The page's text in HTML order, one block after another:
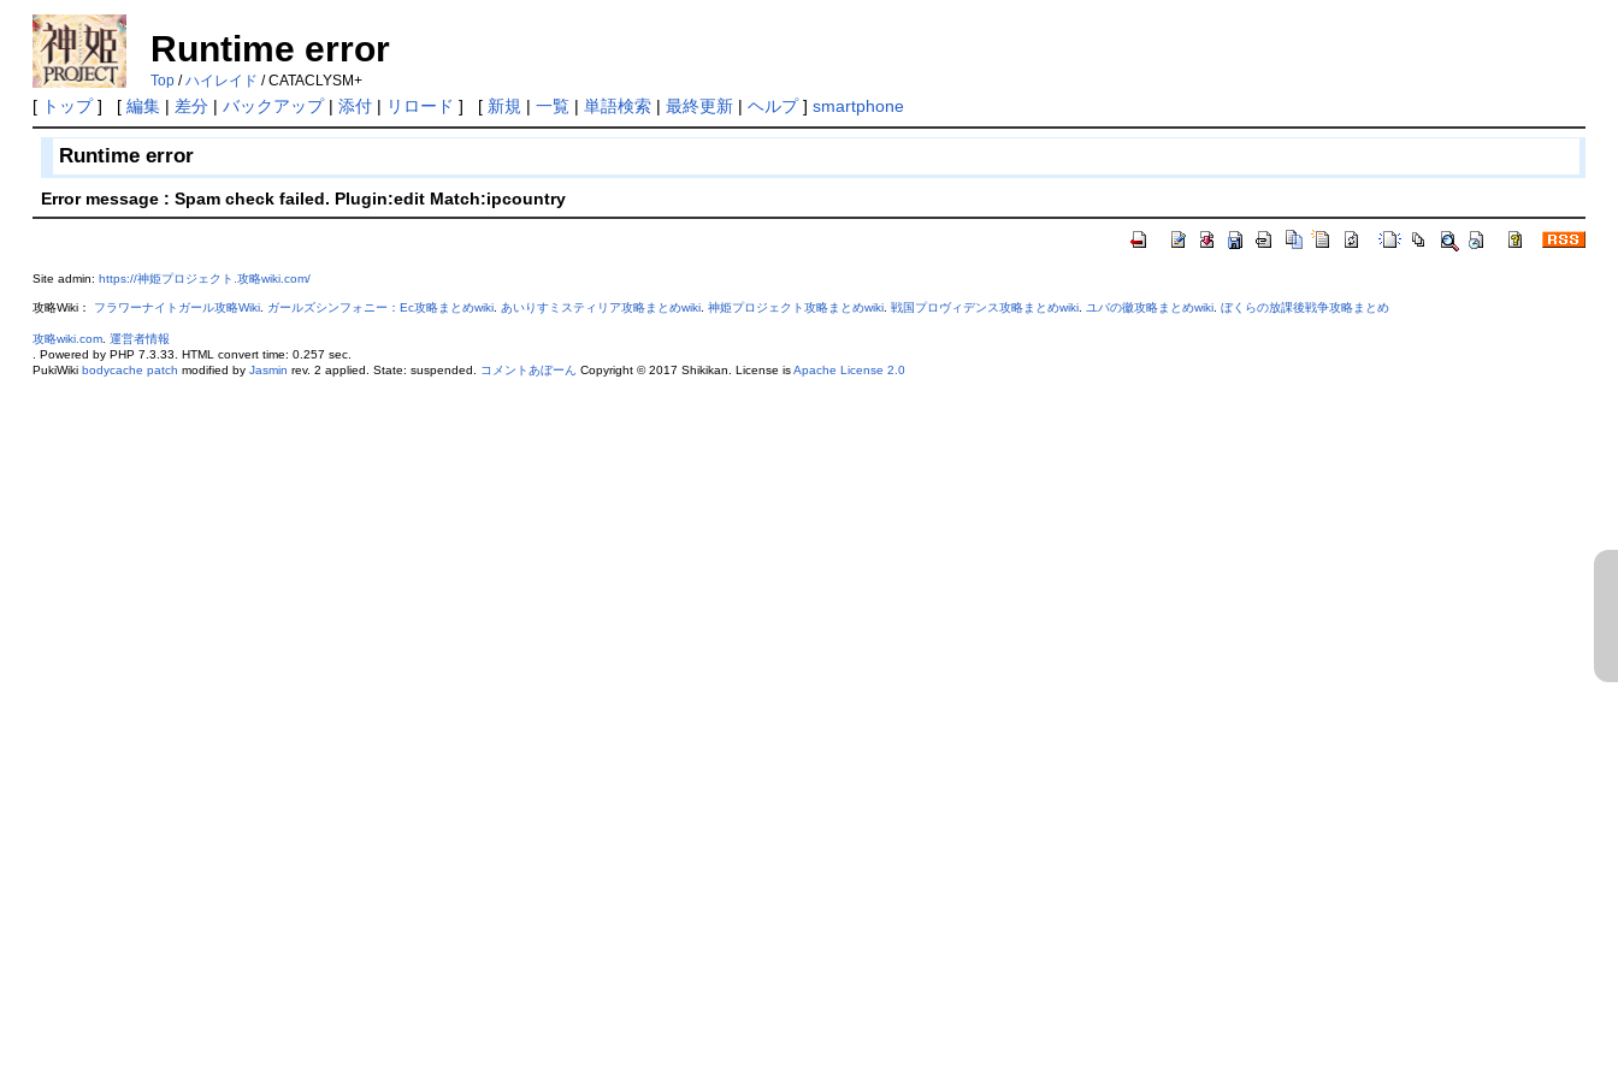
Runtime error
Top/ハイレイド / CATACLYSM+
[ トップ] [ 編集| 差分| バックアップ| 添付| リロード ] [ 新規 | 一覧| 単語検索| 最終更新| ヘルプ] smartphone
Runtime error
Error message : Spam check failed. Plugin:edit Match:ipcountry
Site admin: https://神姫プロジェクト.攻略wiki.com/
攻略Wiki： フラワーナイトガール攻略Wiki. ガールズシンフォニー：Ec攻略まとめwiki. あいりすミスティリア攻略まとめwiki. 神姫プロジェクト攻略まとめwiki. 戦国プロヴィデンス攻略まとめwiki. ユバの徽攻略まとめwiki. ぼくらの放課後戦争攻略まとめ
攻略wiki.com. 運営者情報
. Powered by PHP 7.3.33. HTML convert time: 0.257 sec.
PukiWiki bodycache patch modified by Jasmin rev. 2 applied. State: suspended. コメントあぼーん Copyright © 2017 Shikikan. License isApache License 2.0